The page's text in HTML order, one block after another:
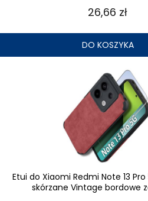
26,66 zł
DO KOSZYKA
Etui do Xiaomi Redmi Note 13
skórzane Vintage bordowe